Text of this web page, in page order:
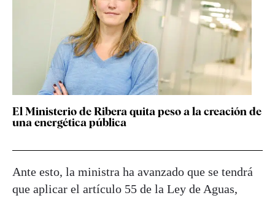
El Ministerio de Ribera quita peso a la creación de
una energética pública
Ante esto, la ministra ha avanzado que se tendrá
que aplicar el artículo 55 de la Ley de Aguas,